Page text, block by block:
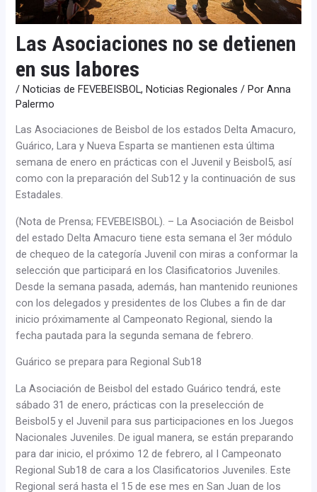
Las Asociaciones no se detienen
en sus labores
/Noticias de FEVEBEISBOL,Noticias Regionales / PorAnna
Palermo
Las Asociaciones de Beisbol de los estados Delta Amacuro,
Guárico, Lara y Nueva Esparta se mantienen esta última
semana de enero en prácticas con el Juvenil y Beisbol5, así
como con la preparación del Sub12 y la continuación de sus
Estadales.
(Nota de Prensa; FEVEBEISBOL). – La Asociación de Beisbol
del estado Delta Amacuro tiene esta semana el 3er módulo
de chequeo de la categoría Juvenil con miras a conformar la
selección que participará en los Clasificatorios Juveniles.
Desde la semana pasada, además, han mantenido reuniones
con los delegados y presidentes de los Clubes a fin de dar
inicio próximamente al Campeonato Regional, siendo la
fecha pautada para la segunda semana de febrero.
Guárico se prepara para Regional Sub18
La Asociación de Beisbol del estado Guárico tendrá, este
sábado 31 de enero, prácticas con la preselección de
Beisbol5 y el Juvenil para sus participaciones en los Juegos
Nacionales Juveniles. De igual manera, se están preparando
para dar inicio, el próximo 12 de febrero, al I Campeonato
Regional Sub18 de cara a los Clasificatorios Juveniles. Este
Regional será hasta el 15 de ese mes en San Juan de los